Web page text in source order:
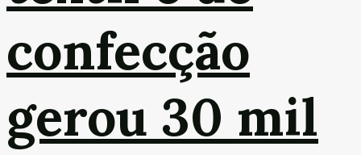
confecção
gerou 30 mil